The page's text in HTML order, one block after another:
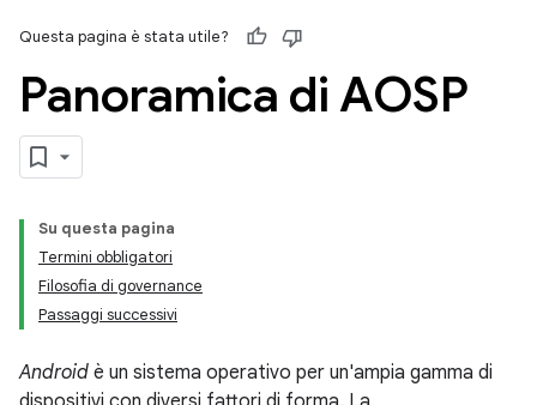
Questa pagina è stata utile?
Panoramica di AOSP
Su questa pagina
Termini obbligatori
Filosofia di governance
Passaggi successivi
Android è un sistema operativo per un'ampia gamma di